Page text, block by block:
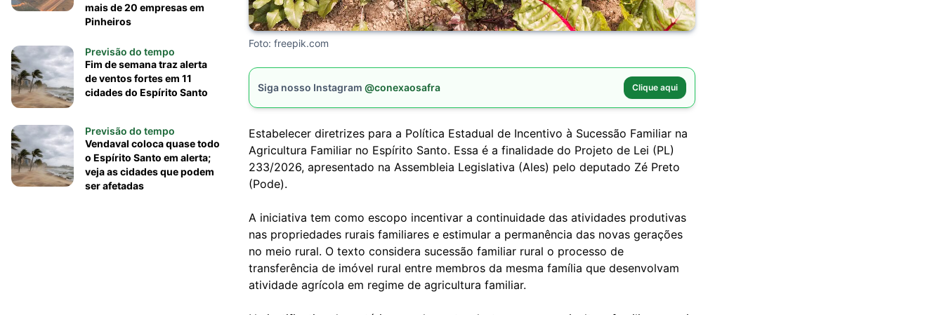
mais de 20 empresas em
Pinheiros
Previsão do tempo
Fim de semana traz alerta
de ventos fortes em 11
cidades do Espírito Santo
Previsão do tempo
Vendaval coloca quase todo
o Espírito Santo em alerta;
veja as cidades que podem
ser afetadas
Foto: freepik.com
Siga nosso Instagram @conexaosafra Clique aqui
Estabelecer diretrizes para a Política Estadual de Incentivo à Sucessão Familiar na
Agricultura Familiar no Espírito Santo. Essa é a finalidade do Projeto de Lei (PL)
233/2026, apresentado na Assembleia Legislativa (Ales) pelo deputado Zé Preto
(Pode).
A iniciativa tem como escopo incentivar a continuidade das atividades produtivas
nas propriedades rurais familiares e estimular a permanência das novas gerações
no meio rural. O texto considera sucessão familiar rural o processo de
transferência de imóvel rural entre membros da mesma família que desenvolvam
atividade agrícola em regime de agricultura familiar.